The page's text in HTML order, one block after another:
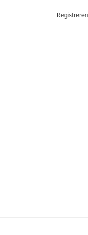
Registreren